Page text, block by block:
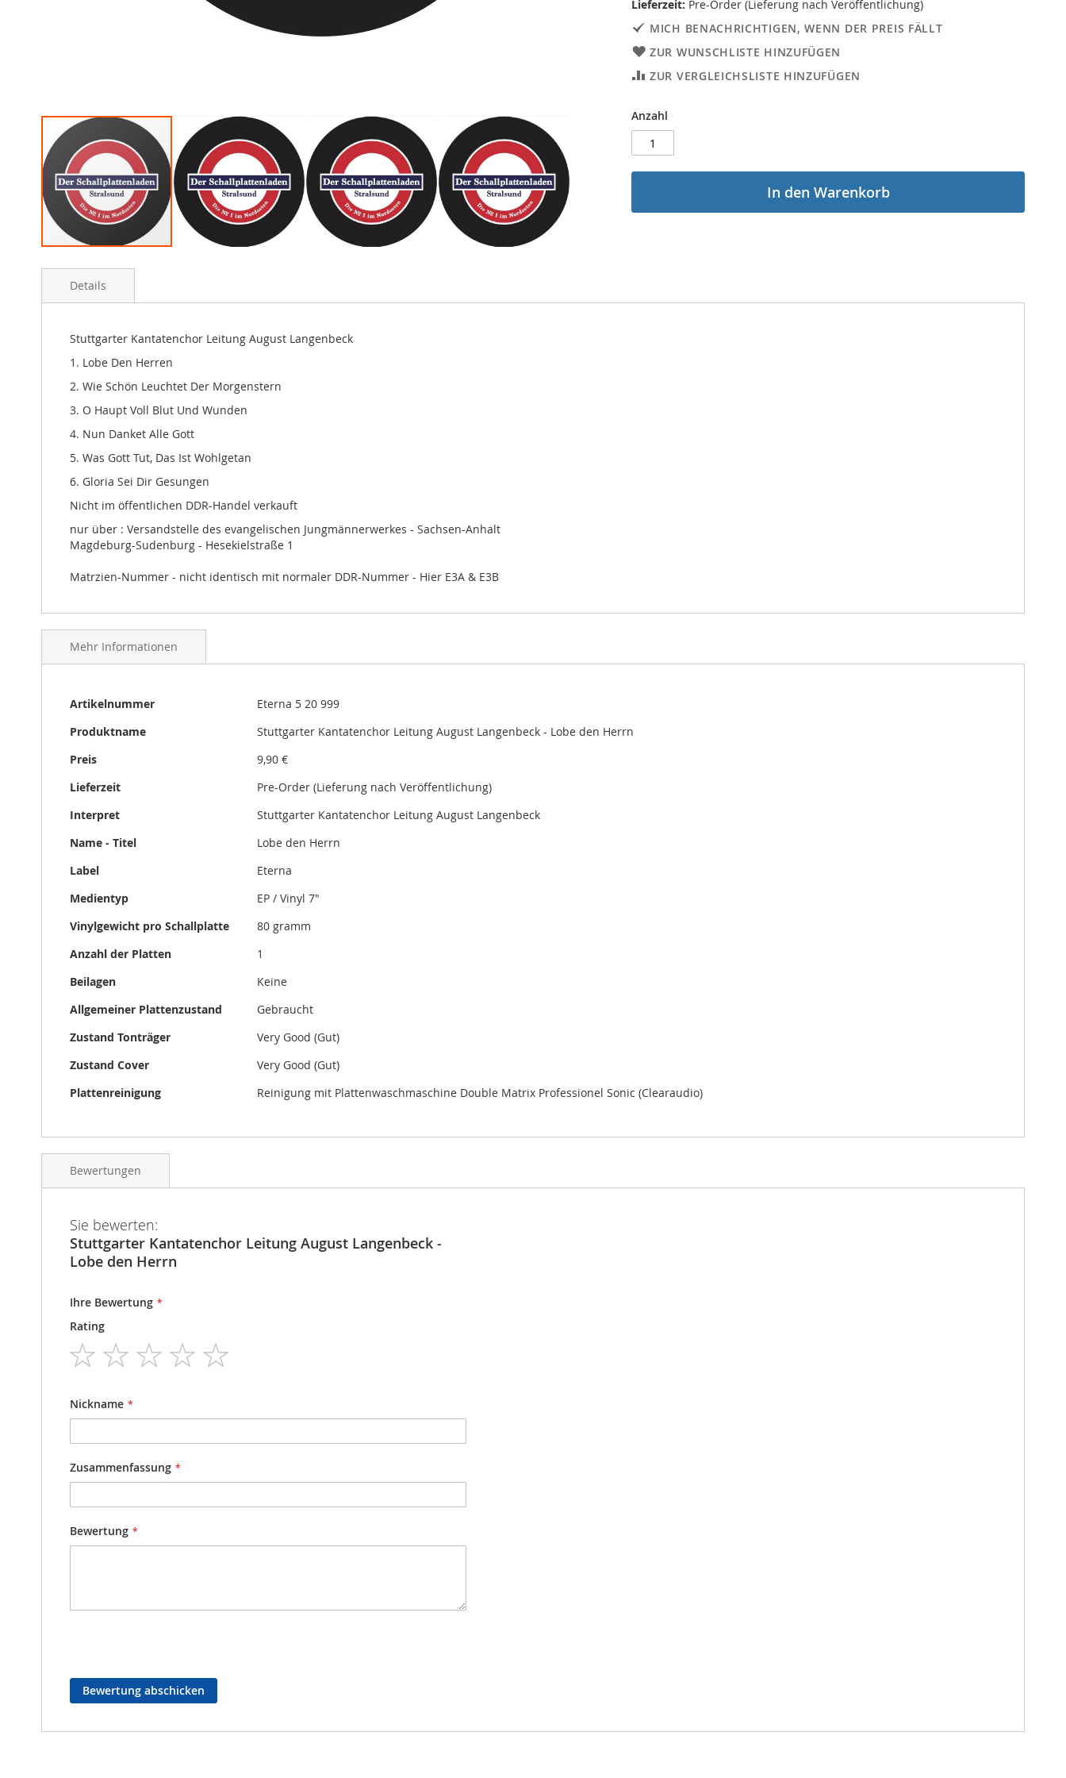
to
beginning
gallery
Lieferzeit: Pre-Order (Lieferung nach Veröffentlichung)
MICH BENACHRICHTIGEN, WENN DER PREIS FÄLLT
ZUR WUNSCHLISTE HINZUFÜGEN
ZUR VERGLEICHSLISTE HINZUFÜGEN
Anzahl
In den Warenkorb
Details
Stuttgarter Kantatenchor Leitung August Langenbeck
1. Lobe Den Herren
2. Wie Schön Leuchtet Der Morgenstern
3. O Haupt Voll Blut Und Wunden
4. Nun Danket Alle Gott
5. Was Gott Tut, Das Ist Wohlgetan
6. Gloria Sei Dir Gesungen
Nicht im öffentlichen DDR-Handel verkauft
nur über : Versandstelle des evangelischen Jungmännerwerkes - Sachsen-Anhalt
Magdeburg-Sudenburg - Hesekielstraße 1
Matrzien-Nummer - nicht identisch mit normaler DDR-Nummer - Hier E3A & E3B
Mehr Informationen
Mehr
Artikelnummer
Eterna 5 20 999
Produktname
Stuttgarter Kantatenchor Leitung August Langenbeck - Lobe den Herrn
Preis
9,90 €
Lieferzeit
Pre-Order (Lieferung nach Veröffentlichung)
Interpret
Stuttgarter Kantatenchor Leitung August Langenbeck
Name - Titel
Lobe den Herrn
Label
Eterna
Medientyp
EP / Vinyl 7"
Vinylgewicht pro Schallplatte
80 gramm
Anzahl der Platten
1
Beilagen
Keine
Allgemeiner Plattenzustand
Gebraucht
Zustand Tonträger
Very Good (Gut)
Zustand Cover
Very Good (Gut)
Plattenreinigung
Reinigung mit Plattenwaschmaschine Double Matrix Professionel Sonic (Clearaudio)
Bewertungen
Sie bewerten:
Stuttgarter Kantatenchor Leitung August Langenbeck -
Lobe den Herrn
Ihre Bewertung
Rating
1
star
2
stars
3
stars
4
stars
Nickname
Zusammenfassung
Bewertung
Bewertung abschicken